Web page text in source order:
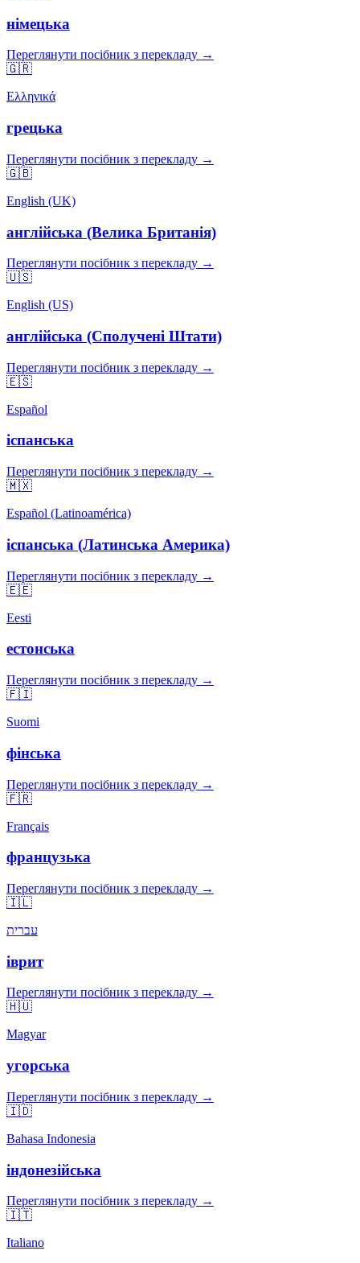
німецька
Переглянути посібник з перекладу →
🇬🇷
Ελληνικά
грецька
Переглянути посібник з перекладу →
🇬🇧
English (UK)
англійська (Велика Британія)
Переглянути посібник з перекладу →
🇺🇸
English (US)
англійська (Сполучені Штати)
Переглянути посібник з перекладу →
🇪🇸
Español
іспанська
Переглянути посібник з перекладу →
🇲🇽
Español (Latinoamérica)
іспанська (Латинська Америка)
Переглянути посібник з перекладу →
🇪🇪
Eesti
естонська
Переглянути посібник з перекладу →
🇫🇮
Suomi
фінська
Переглянути посібник з перекладу →
🇫🇷
Français
французька
Переглянути посібник з перекладу →
🇮🇱
עברית
іврит
Переглянути посібник з перекладу →
🇭🇺
Magyar
угорська
Переглянути посібник з перекладу →
🇮🇩
Bahasa Indonesia
індонезійська
Переглянути посібник з перекладу →
🇮🇹
Italiano